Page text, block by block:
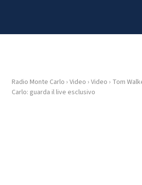
HOME
Radio Monte Carlo › Video › Video › Tom
Carlo: guarda il live esclusivo